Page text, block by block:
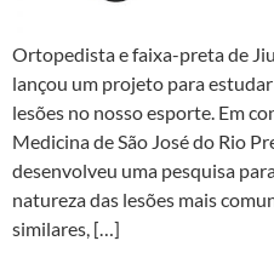
Ortopedista e faixa-preta de
lançou um projeto para
lesões no nosso esporte. Em
Medicina de São José do Rio
desenvolveu uma pesquisa
natureza das lesões mais
similares, […]